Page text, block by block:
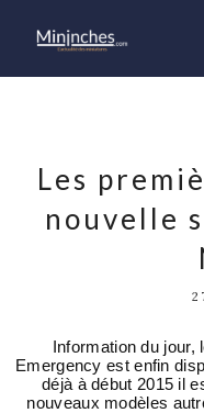
Les
nouvelle
Information du jour,
Emergency est enfin
déjà à début 2015 il
nouveaux modèles